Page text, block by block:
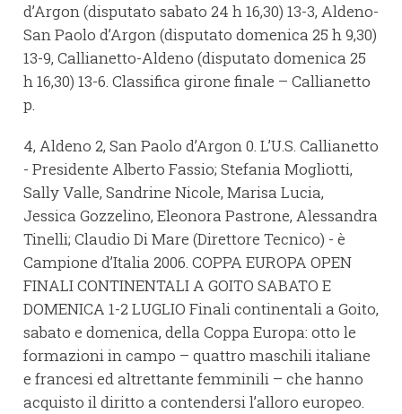
d’Argon (disputato sabato 24 h 16,30) 13-3, Aldeno-
San Paolo d’Argon (disputato domenica 25 h 9,30)
13-9, Callianetto-Aldeno (disputato domenica 25
h 16,30) 13-6. Classifica girone finale – Callianetto
p.
4, Aldeno 2, San Paolo d’Argon 0. L’U.S. Callianetto
- Presidente Alberto Fassio; Stefania Mogliotti,
Sally Valle, Sandrine Nicole, Marisa Lucia,
Jessica Gozzelino, Eleonora Pastrone, Alessandra
Tinelli; Claudio Di Mare (Direttore Tecnico) - è
Campione d’Italia 2006. COPPA EUROPA OPEN
FINALI CONTINENTALI A GOITO SABATO E
DOMENICA 1-2 LUGLIO Finali continentali a Goito,
sabato e domenica, della Coppa Europa: otto le
formazioni in campo – quattro maschili italiane
e francesi ed altrettante femminili – che hanno
acquisto il diritto a contendersi l’alloro europeo.